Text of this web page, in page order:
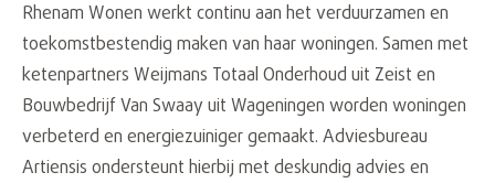
Rhenam Wonen werkt continu aan het verduurzamen en
toekomstbestendig maken van haar woningen. Samen met
ketenpartners Weijmans Totaal Onderhoud uit Zeist en
Bouwbedrijf Van Swaay uit Wageningen worden woningen
verbeterd en energiezuiniger gemaakt. Adviesbureau
Artiensis ondersteunt hierbij met deskundig advies en